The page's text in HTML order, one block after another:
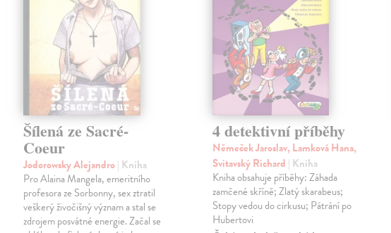
Šílená ze Sacré-
Coeur
Jodorowsky Alejandro| Kniha
Pro Alaina Mangela, emeritního
profesora ze Sorbonny, sex ztratil
veškerý živočišný význam a stal se
zdrojem posvátné energie. Začal se
4 detektivní příběhy
Němeček Jaroslav, Lamková Hana,
Svitavský Richard | Kniha
Kniha obsahuje příběhy: Záhada
zamčené skříně; Zlatý skarabeus;
Stopy vedou do cirkusu; Pátrání po
Hubertovi